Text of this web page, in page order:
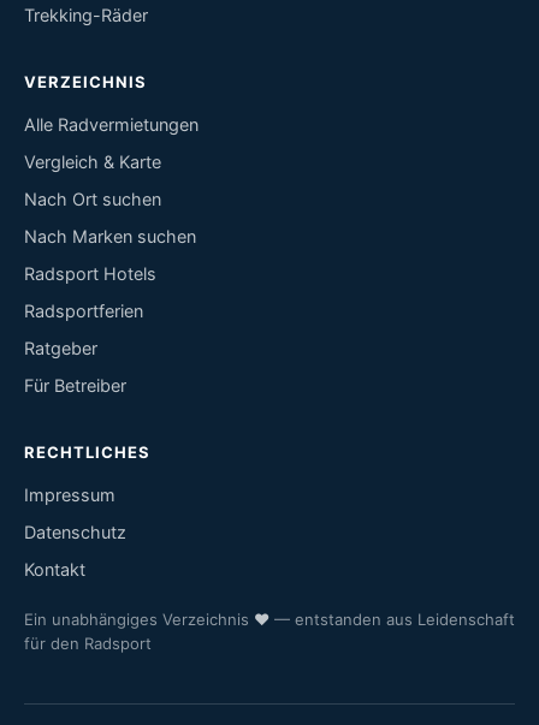
Trekking-Räder
VERZEICHNIS
Alle Radvermietungen
Vergleich & Karte
Nach Ort suchen
Nach Marken suchen
Radsport Hotels
Radsportferien
Ratgeber
Für Betreiber
RECHTLICHES
Impressum
Datenschutz
Kontakt
Ein unabhängiges Verzeichnis ♥ — entstanden aus Leidenschaft
für den Radsport